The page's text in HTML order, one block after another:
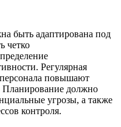
быть адаптирована под
четко
Регулярная
повышают
Планирование должно
угрозы, а также
контроля.